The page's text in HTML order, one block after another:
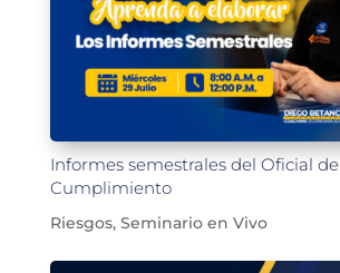
Informes semestrales del Oficial de
Cumplimiento
Riesgos, Seminario en Vivo